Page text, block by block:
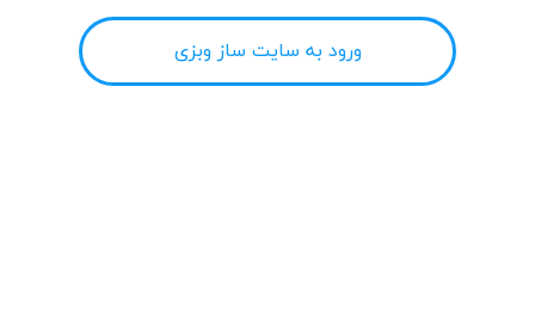
ورود به سایت ساز وبزی